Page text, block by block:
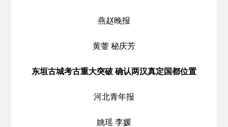
燕赵晚报
黄蓥 秘庆芳
东垣古城考古重大突破 确认两汉真定国都位置
河北青年报
姚瑶 李媛